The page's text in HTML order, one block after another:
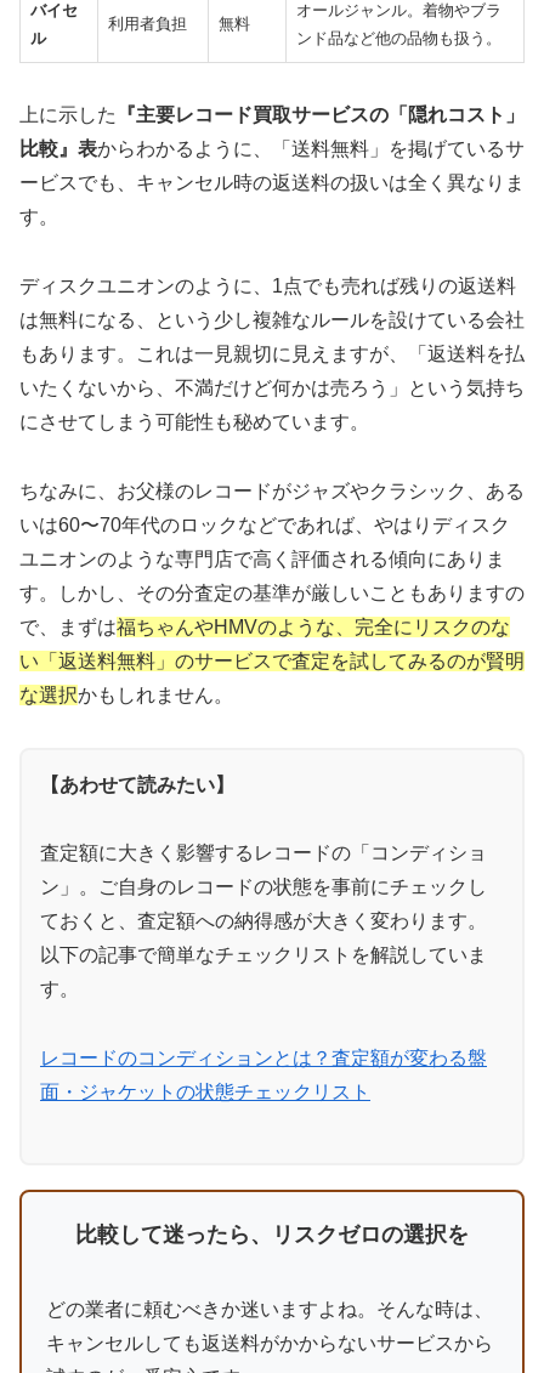
バイセ
ル
利用者負担 無料
オールジャンル。着物やブラ
ンド品など他の品物も扱う。
上に示した
『主要レコード買取サービスの「隠れコスト」
比較』表からわかるように、「送料無料」を掲げているサ
ービスでも、キャンセル時の返送料の扱いは全く異なりま
す。
ディスクユニオンのように、1点でも売れば残りの返送料
は無料になる、という少し複雑なルールを設けている会社
もあります。これは一見親切に見えますが、「返送料を払
いたくないから、不満だけど何かは売ろう」という気持ち
にさせてしまう可能性も秘めています。
ちなみに、お父様のレコードがジャズやクラシック、ある
いは60〜70年代のロックなどであれば、やはりディスク
ユニオンのような専門店で高く評価される傾向にありま
す。しかし、その分査定の基準が厳しいこともありますの
で、まずは福ちゃんやHMVのような、完全にリスクのな
い「返送料無料」のサービスで査定を試してみるのが賢明
な選択かもしれません。
【あわせて読みたい】
査定額に大きく影響するレコードの「コンディショ
ン」。ご自身のレコードの状態を事前にチェックし
ておくと、査定額への納得感が大きく変わります。
以下の記事で簡単なチェックリストを解説していま
す。
レコードのコンディションとは？査定額が変わる盤
面・ジャケットの状態チェックリスト
比較して迷ったら、リスクゼロの選択を
どの業者に頼むべきか迷いますよね。そんな時は、
キャンセルしても返送料がかからないサービスから